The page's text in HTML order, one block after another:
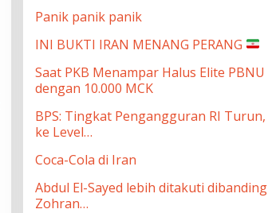
Panik panik panik
INI BUKTI IRAN MENANG PERANG
Saat PKB Menampar Halus Elite PBNU
dengan 10.000 MCK
BPS: Tingkat Pengangguran RI Turun,
ke Level…
Coca-Cola di Iran
Abdul El-Sayed lebih ditakuti dibanding
Zohran…